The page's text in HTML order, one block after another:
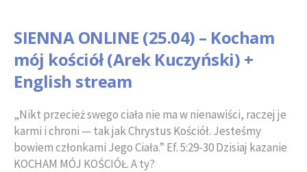
SIENNA ONLINE (25.04) – Kocham
mój kościół (Arek Kuczyński) +
English stream
„Nikt przecież swego ciała nie ma w nienawiści, raczej je
karmi i chroni — tak jak Chrystus Kościół. Jesteśmy
bowiem członkami Jego Ciała.” Ef. 5:29-30 Dzisiaj kazanie
KOCHAM MÓJ KOŚCIÓŁ. A ty?